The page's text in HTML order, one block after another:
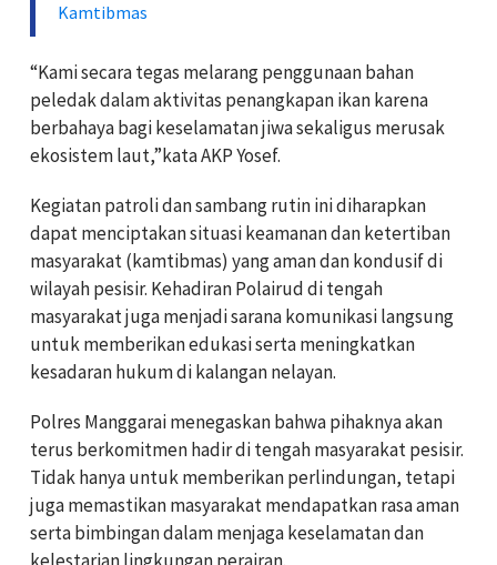
Kamtibmas
“Kami secara tegas melarang penggunaan bahan
peledak dalam aktivitas penangkapan ikan karena
berbahaya bagi keselamatan jiwa sekaligus merusak
ekosistem laut,”kata AKP Yosef.
Kegiatan patroli dan sambang rutin ini diharapkan
dapat menciptakan situasi keamanan dan ketertiban
masyarakat (kamtibmas) yang aman dan kondusif di
wilayah pesisir. Kehadiran Polairud di tengah
masyarakat juga menjadi sarana komunikasi langsung
untuk memberikan edukasi serta meningkatkan
kesadaran hukum di kalangan nelayan.
Polres Manggarai menegaskan bahwa pihaknya akan
terus berkomitmen hadir di tengah masyarakat pesisir.
Tidak hanya untuk memberikan perlindungan, tetapi
juga memastikan masyarakat mendapatkan rasa aman
serta bimbingan dalam menjaga keselamatan dan